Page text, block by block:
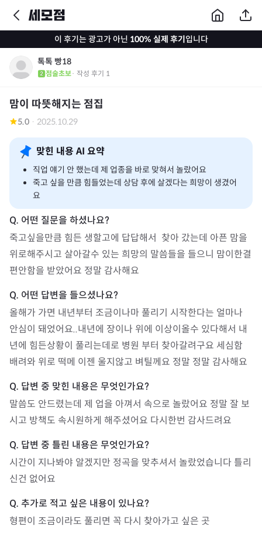
이 후기는 광고가 아닌 100% 실제 후기입니다
톡톡 빵18
점술초보· 작성 후기 1
맘이 따뜻해지는 점집
5.0 · 2025.10.29
맞힌 내용 AI 요약
직업 얘기 안 했는데 제 업종을 바로 맞혀서 놀랐어요
죽고 싶을 만큼 힘들었는데 상담 후에 살겠다는 희망이 생겼어
요
죽고싶을만큼 힘든 생할고에 답답해서  찾아 갔는데 아픈 맘을
위로해주시고 살아갈수 있는 희망의 말씀들을 들으니 맘이한결
편안함을 받았어요 정말 감사해요
올해가 가면 내년부터 조금이나마 풀리기 시작한다는 얼마나
안심이 돼었어요..내년에 장이나 위에 이상이올수 있다해서 내
년에 힘든상황이 풀리는데로 병원 부터 찾아갈려구요 세심함
배려와 위로 떡메 이젠 울지않고 벼틸께요 정말 정말 감사해요
말씀도 안드렸는데 제 업을 아껴서 속으로 놀랐어요 정말 잘 보
시고 방책도 속시원하게 해주셨어요 다시한번 감사드려요
시간이 지나봐야 알겠지만 정곡을 맞추셔서 놀랐었습니다 틀리
신건 없어요
형편이 조금이라도 풀리면 꼭 다시 찾아가고 싶은 곳